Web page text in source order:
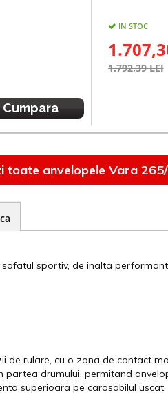
Cumpara
IN STOC
1.792,39 LEI
toate anvelopele Vara
sportiv, de inalta
rulare, cu o zona de contact
drumului, permitand
superioara pe carosabilul uscat.